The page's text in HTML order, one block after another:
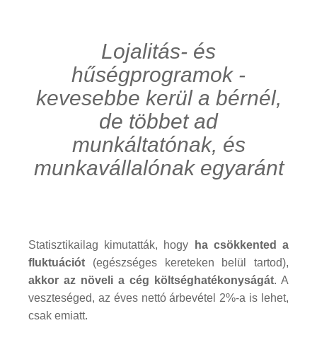
Lojalitás- és
hűségprogramok -
kevesebbe kerül a bérnél,
de többet ad
munkáltatónak, és
munkavállalónak egyaránt
Statisztikailag kimutatták, hogy
ha csökkented a
fluktuációt (egészséges kereteken belül tartod),
akkor az növeli a cég költséghatékonyságát. A
veszteséged, az éves nettó árbevétel 2%-a is lehet,
csak emiatt.